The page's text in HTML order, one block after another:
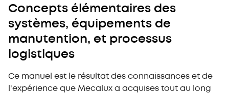
Concepts élémentaires des
systèmes, équipements de
manutention, et processus
logistiques
Ce manuel est le résultat des connaissances et de
l'expérience que Mecalux a acquises tout au long